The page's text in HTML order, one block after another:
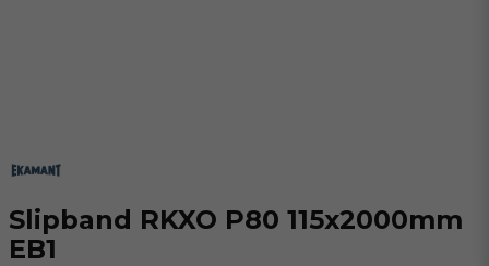
Slipband RKXO P80 115x2000mm
EB1